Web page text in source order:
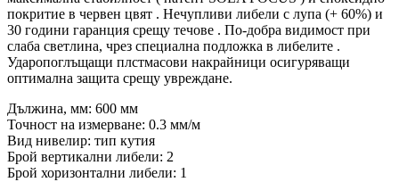
покритие в червен цвят . Нечупливи либели с лупа (+ 60%) и
30 години гаранция срещу течове . По-добра видимост при
слаба светлина, чрез специална подложка в либелите .
Ударопоглъщащи плстмасови накрайници осигуряващи
оптимална защита срещу увреждане.
Дължина, мм: 600 мм
Точност на измерване: 0.3 мм/м
Вид нивелир: тип кутия
Брой вертикални либели: 2
Брой хоризонтални либели: 1